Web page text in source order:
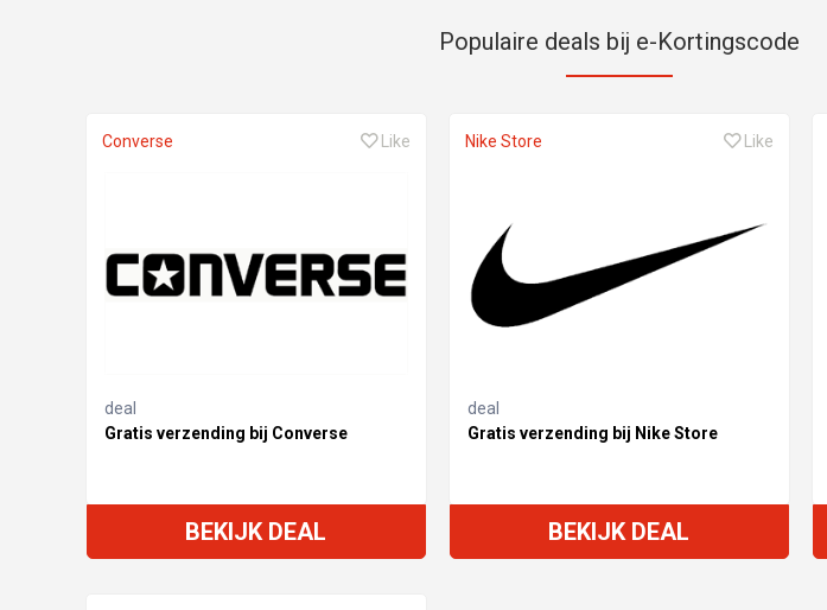
Populaire deals bij e-Kortingscode
Converse Like
deal
Gratis verzending bij Converse
BEKIJK DEAL
Nike Store Like
deal
Gratis verzending bij Nike Store
BEKIJK DEAL